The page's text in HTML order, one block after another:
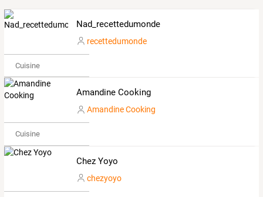
Nad_recettedumonde
recettedumonde
Cuisine
Amandine Cooking
Amandine Cooking
Cuisine
Chez Yoyo
chezyoyo